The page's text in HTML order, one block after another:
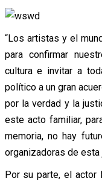
“Los artistas y el
para confirmar
cultura e invitar a
político a un gran
por la verdad y la
este acto familiar,
memoria, no hay
organizadoras de esta
Por su parte, el actor